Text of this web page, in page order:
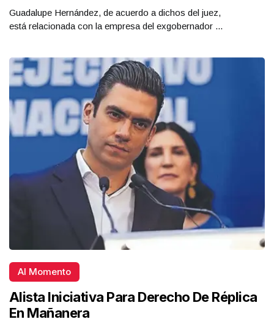
Guadalupe Hernández, de acuerdo a dichos del juez,
está relacionada con la empresa del exgobernador ...
Al Momento
Alista Iniciativa Para Derecho De Réplica
En Mañanera